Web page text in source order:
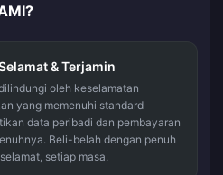
& Terjamin
oleh keselamatan
yang memenuhi standard
data peribadi dan pembayaran
Beli-belah dengan penuh
setiap masa.